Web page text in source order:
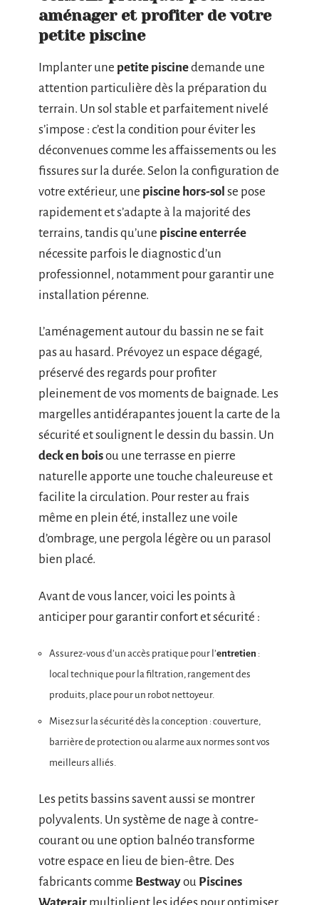
aménager et profiter de votre
petite piscine
Implanter une petite piscinedemande une
attention particulière dès la préparation du
terrain. Un sol stable et parfaitement nivelé
s’impose : c’est la condition pour éviter les
déconvenues comme les affaissements ou les
fissures sur la durée. Selon la configuration de
votre extérieur, une piscine hors-sol se pose
rapidement et s’adapte à la majorité des
terrains, tandis qu’une piscine enterrée
nécessite parfois le diagnostic d’un
professionnel, notamment pour garantir une
installation pérenne.
L’aménagement autour du bassin ne se fait
pas au hasard. Prévoyez un espace dégagé,
préservé des regards pour profiter
pleinement de vos moments de baignade. Les
margelles antidérapantes jouent la carte de la
sécurité et soulignent le dessin du bassin. Un
deck en boisou une terrasse en pierre
naturelle apporte une touche chaleureuse et
facilite la circulation. Pour rester au frais
même en plein été, installez une voile
d’ombrage, une pergola légère ou un parasol
bien placé.
Avant de vous lancer, voici les points à
anticiper pour garantir confort et sécurité :
Assurez-vous d’un accès pratique pour l’entretien :
local technique pour la filtration, rangement des
produits, place pour un robot nettoyeur.
Misez sur la sécurité dès la conception : couverture,
barrière de protection ou alarme aux normes sont vos
meilleurs alliés.
Les petits bassins savent aussi se montrer
polyvalents. Un système de nage à contre-
courant ou une option balnéo transforme
votre espace en lieu de bien-être. Des
fabricants comme Bestwayou Piscines